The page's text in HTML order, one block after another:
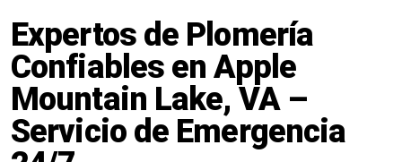
Expertos de Plomería
Confiables en Apple
Mountain Lake, VA –
Servicio de Emergencia